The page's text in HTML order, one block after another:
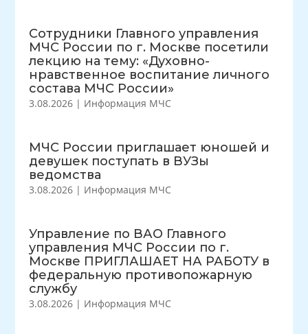
Сотрудники Главного управления
МЧС России по г. Москве посетили
лекцию на тему: «Духовно-
нравственное воспитание личного
состава МЧС России»
3.08.2026 | Информация МЧС
МЧС России приглашает юношей и
девушек поступать в ВУЗы
ведомства
3.08.2026 | Информация МЧС
Управление по ВАО Главного
управления МЧС России по г.
Москве ПРИГЛАШАЕТ НА РАБОТУ в
федеральную противопожарную
службу
3.08.2026 | Информация МЧС